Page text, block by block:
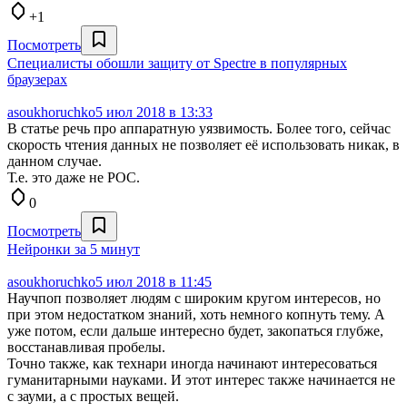
+1
Посмотреть
Специалисты обошли защиту от Spectre в популярных
браузерах
asoukhoruchko5 июл 2018 в 13:33
В статье речь про аппаратную уязвимость. Более того, сейчас
скорость чтения данных не позволяет её использовать никак, в
данном случае.
Т.е. это даже не POC.
0
Посмотреть
Нейронки за 5 минут
asoukhoruchko5 июл 2018 в 11:45
Научпоп позволяет людям с широким кругом интересов, но
при этом недостатком знаний, хоть немного копнуть тему. А
уже потом, если дальше интересно будет, закопаться глубже,
восстанавливая пробелы.
Точно также, как технари иногда начинают интересоваться
гуманитарными науками. И этот интерес также начинается не
с зауми, а с простых вещей.